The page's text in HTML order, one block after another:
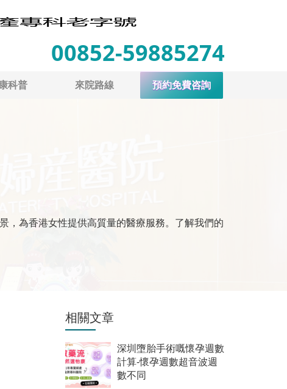
00852-59885274
科普 來院路線 預約免費咨詢
，為香港女性提供高質量的醫療服務。了解我們的
相關文章
深圳墮胎手術嘅懷孕週數
計算-懷孕週數超音波週
數不同